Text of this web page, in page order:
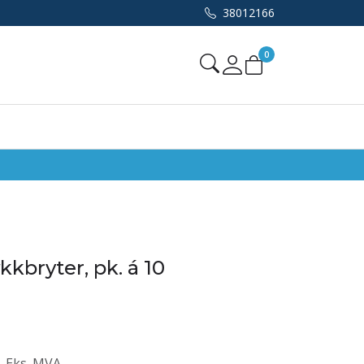
38012166
Mine sider
0
pk. á 10